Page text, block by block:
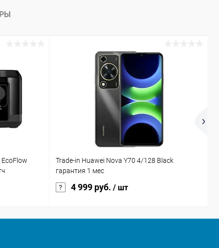
Trade-in Huawei Nova Y70 4/128 Black
гарантия 1 мес
4 999 руб. / шт